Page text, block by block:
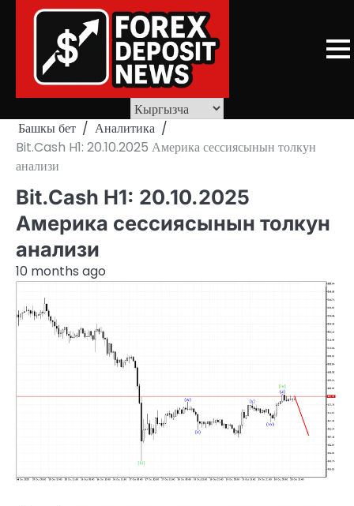
Башкы бет
Аналитика
Bit.Cash H1: 20.10.2025 Америка сессиясынын толкун
анализи
Bit.Cash H1: 20.10.2025
Америка сессиясынын толкун
анализи
10 months ago